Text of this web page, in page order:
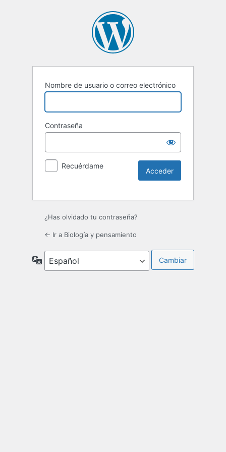
Nombre de usuario o correo electrónico
Contraseña
Recuérdame
¿Has olvidado tu contraseña?
← Ir a Biología y pensamiento
Idioma